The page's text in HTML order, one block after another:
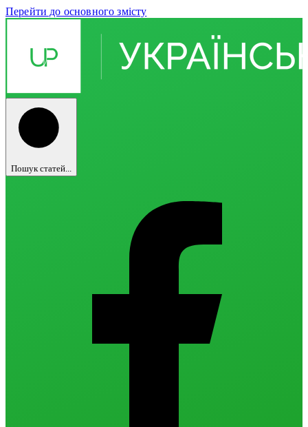
Перейти до основного змісту
Пошук статей...